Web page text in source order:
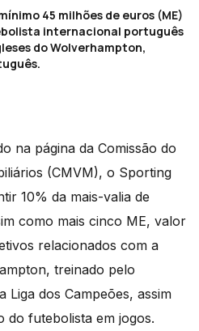
45 milhões de euros (ME)
internacional português
do Wolverhampton,
na página da Comissão do
(CMVM), o Sporting
10% da mais-valia de
como mais cinco ME, valor
relacionados com a
treinado pelo
Liga dos Campeões, assim
do futebolista em jogos.